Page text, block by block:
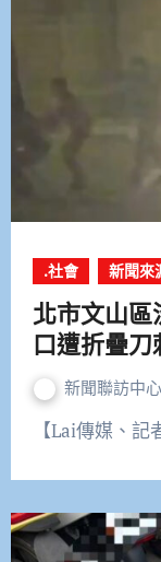
.社會 新聞來
北市文山
口遭折疊刀
新聞聯訪中心
【Lai傳媒、